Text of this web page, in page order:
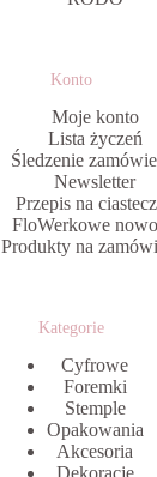
Konto
Moje konto
Lista życzeń
Śledzenie
Newsletter
Przepis na
FloWerkowe
Produkty na
Kategorie
Cyfrowe
Foremki
Stemple
Opakowania
Akcesoria
Dekoracje